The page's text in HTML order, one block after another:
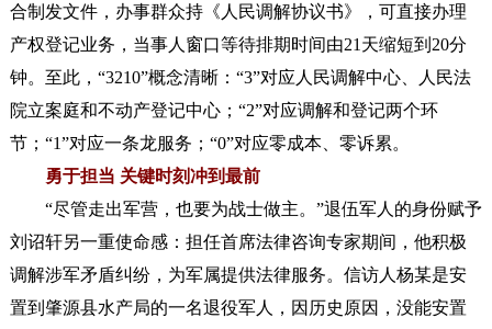
合制发文件，办事群众持《人民调解协议书》，可直接办理
产权登记业务，当事人窗口等待排期时间由21天缩短到20分
钟。至此，“3210”概念清晰：“3”对应人民调解中心、人民法
院立案庭和不动产登记中心；“2”对应调解和登记两个环
节；“1”对应一条龙服务；“0”对应零成本、零诉累。
勇于担当 关键时刻冲到最前
“尽管走出军营，也要为战士做主。”退伍军人的身份赋予
刘诏轩另一重使命感：担任首席法律咨询专家期间，他积极
调解涉军矛盾纠纷，为军属提供法律服务。 信访人杨某是安
置到肇源县水产局的一名退役军人，因历史原因，没能安置